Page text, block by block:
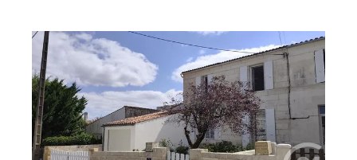
SAINTES 17
59,20 m , 4 pièces
Ref : 5768
Maison à vendre
180 000 €